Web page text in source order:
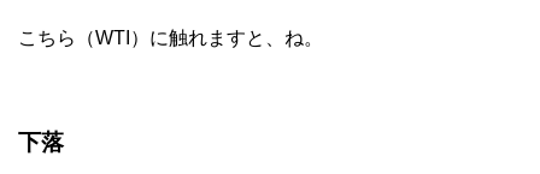
こちら（WTI）に触れますと、ね。
下落